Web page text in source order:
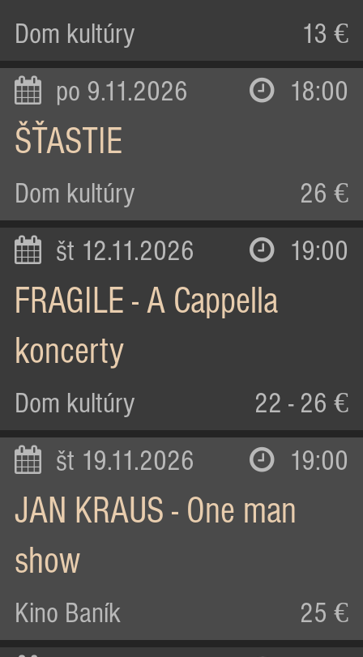
Dom kultúry 13 €
po 9.11.2026 18:00
ŠŤASTIE
Dom kultúry 26 €
št 12.11.2026 19:00
FRAGILE - A Cappella
koncerty
Dom kultúry 22 - 26 €
št 19.11.2026 19:00
JAN KRAUS - One man
show
Kino Baník 25 €